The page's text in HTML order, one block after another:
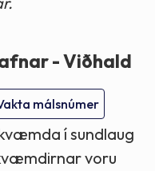
- Viðhald
málsnúmer
í sundlaug
voru